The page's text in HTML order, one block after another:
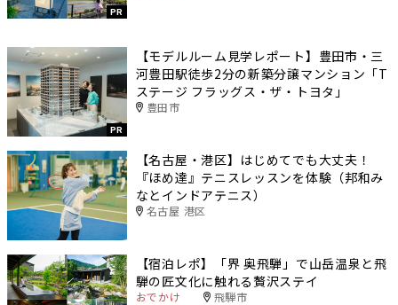
PR
PR
【モデルルーム見学レポート】豊田市・三
河豊田駅徒歩2分の新築分譲マンション「T
ステージ フラッグス・ザ・トヨタ」
豊田市
【名古屋・港区】はじめてでも大丈夫！
『ほめ達』テニスレッスンを体験（邦和み
なとインドアテニス）
名古屋 港区
【宿泊レポ】「界 奥飛騨」で山岳温泉と飛
騨の匠文化に触れる贅沢ステイ
おでかけ 飛騨市